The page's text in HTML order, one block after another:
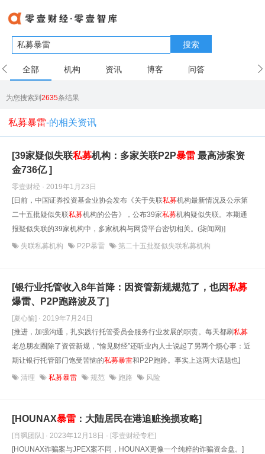
搜索
全部 机构 资讯 博客 问答
为您搜索到2635条结果
私募暴雷-的相关资讯
[39家疑似失联私募机构：多家关联P2P暴雷 最高涉案资
金736亿 ]
零壹财经 · 2019年1月23日
[日前，中国证券投资基金业协会发布《关于失联私募机构最新情况及公示第
二十五批疑似失联私募机构的公告》，公布39家私募机构疑似失联。本期通
报疑似失联的39家机构中，多家机构与网贷平台密切相关。(柒闻网)]
失联私募机构 P2P暴雷 第二十五批疑似失联私募机构
[银行业托管收入8年首降：因资管新规规范了，也因私募
爆雷、P2P跑路波及了]
[夏心愉] · 2019年7月24日
[推进，加强沟通，扎实践行托管委员会服务行业发展的职责。每天都刷私募
老总朋友圈除了资管新规，“愉见财经”还听业内人士说起了另两个烦心事：近
期让银行托管部门饱受苦恼的私募暴雷和P2P跑路。事实上这两大话题也]
清理 私募暴雷 规范 跑路 风险
[HOUNAX暴雷 ：大陆居民在港追赃挽损攻略]
[肖飒团队] · 2023年12月18日 · [零壹财经专栏]
[HOUNAX诈骗案与JPEX案不同，HOUNAX更像一个纯粹的诈骗资金盘。]